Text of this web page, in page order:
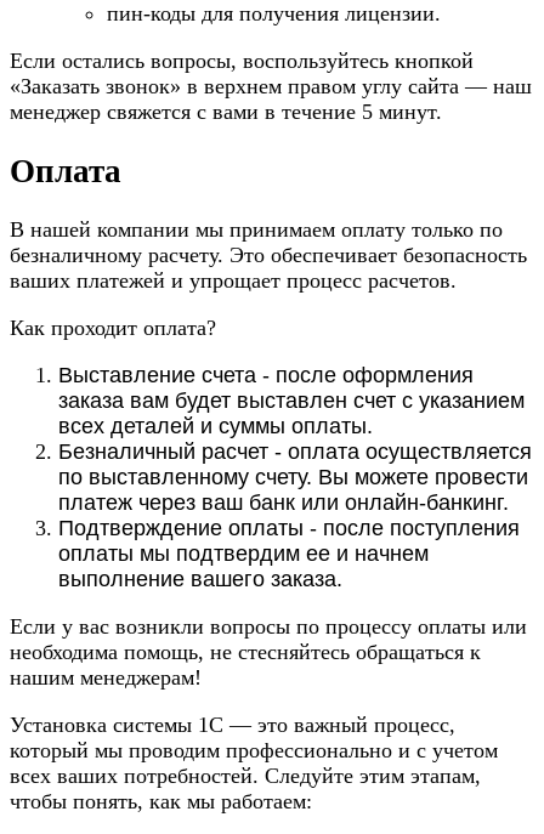
пин-коды для получения лицензии.
Если остались вопросы, воспользуйтесь кнопкой
«Заказать звонок» в верхнем правом углу сайта — наш
менеджер свяжется с вами в течение 5 минут.
Оплата
В нашей компании мы принимаем оплату только по
безналичному расчету. Это обеспечивает безопасность
ваших платежей и упрощает процесс расчетов.
Как проходит оплата?
Выставление счета - после оформления
заказа вам будет выставлен счет с указанием
всех деталей и суммы оплаты.
Безналичный расчет - оплата осуществляется
по выставленному счету. Вы можете провести
платеж через ваш банк или онлайн-банкинг.
Подтверждение оплаты - после поступления
оплаты мы подтвердим ее и начнем
выполнение вашего заказа.
Если у вас возникли вопросы по процессу оплаты или
необходима помощь, не стесняйтесь обращаться к
нашим менеджерам!
Установка системы 1С — это важный процесс,
который мы проводим профессионально и с учетом
всех ваших потребностей. Следуйте этим этапам,
чтобы понять, как мы работаем: